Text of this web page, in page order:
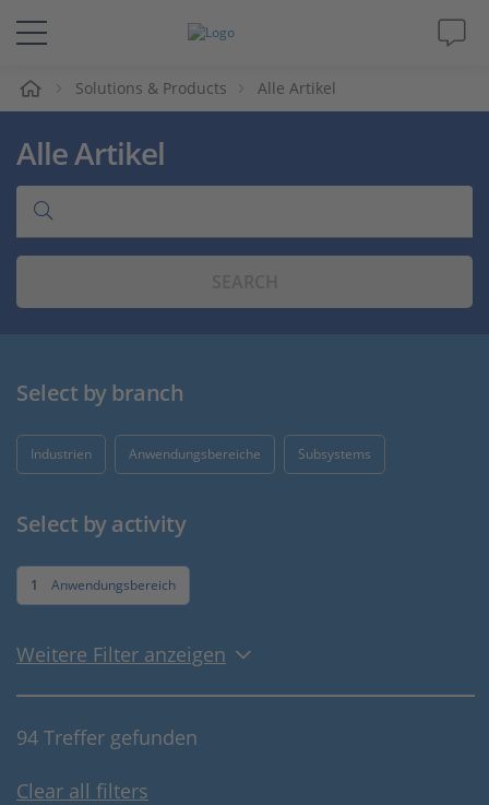
Lösungen & Produkte
Support
Videos
Karriere
Solutions & Products Alle Artikel
Alle Artikel
Select by branch
Industrien Anwendungsbereiche Subsystems
Select by activity
1 Anwendungsbereich
Weitere Filter anzeigen
94 Treffer gefunden
Clear all filters